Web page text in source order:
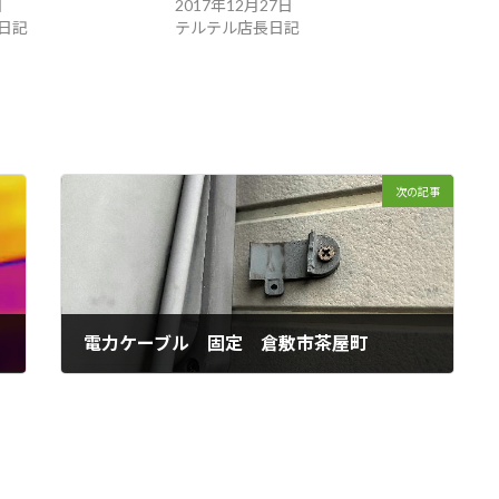
記
2017年12月27日
テルテル店長日記
次の記事
電力ケーブル 固定 倉敷市茶屋町